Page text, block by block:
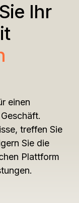
Ihr
einen
treffen Sie
Sie die
Plattform